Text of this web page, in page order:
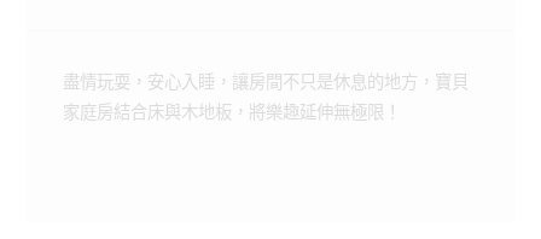
盡情玩耍，安心入睡，讓房間不只是休息的地方，寶貝
家庭房結合床與木地板，將樂趣延伸無極限！
房型介紹 線上訂房